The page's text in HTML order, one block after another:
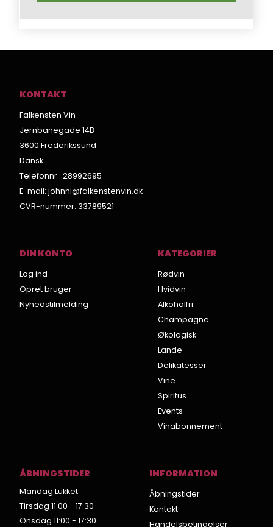
KONTAKT
Falkensten Vin
Jernbanegade 14B
3600 Frederikssund
Dansk
Telefonnr.: 28992695
E-mail: johnni@falkenstenvin.dk
CVR-nummer: 33789521
DIN KONTO
Log ind
Opret bruger
Nyhedstilmelding
KATEGORIER
Rødvin
Hvidvin
Alkoholfri
Champagne
Økologisk
Lande
Delikatesser
Vine
Spiritus
Events
Vinabonnement
ÅBNINGSTIDER
Mandag Lukket
Tirsdag 11:00 - 17:30
Onsdag 11:00 - 17:30
INFORMATION
Åbningstider
Kontakt
Handelsbetingelser